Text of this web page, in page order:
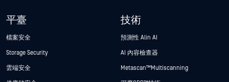
平臺
檔案安全
Storage Security
雲端安全
技術
預測性 Alin AI
AI 內容檢查器
Metascan™ Multiscanning